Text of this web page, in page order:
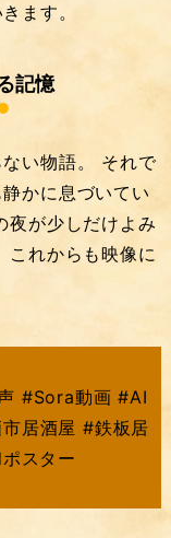
ます。
記憶
い物語。 それで
かに息づいてい
夜が少しだけよみ
れからも映像に
#Sora動画 #AI
居酒屋 #鉄板居
スター